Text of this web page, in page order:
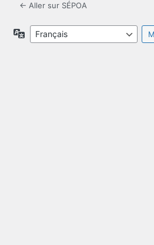
← Aller sur SÉPOA
Langue